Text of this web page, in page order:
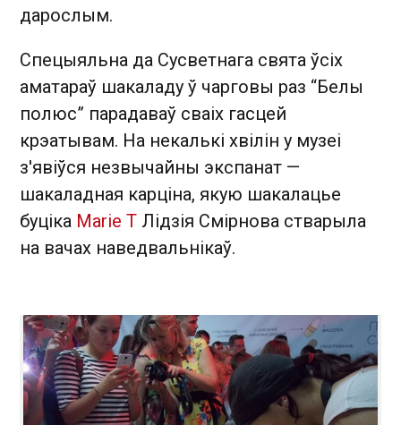
дарослым.
Спецыяльна да Сусветнага свята ўсіх
аматараў шакаладу ў чарговы раз “Белы
полюс” парадаваў сваіх гасцей
крэатывам. На некалькі хвілін у музеі
з'явіўся незвычайны экспанат —
шакаладная карціна, якую шакалацье
буціка Marie T Лідзія Смірнова стварыла
на вачах наведвальнікаў.